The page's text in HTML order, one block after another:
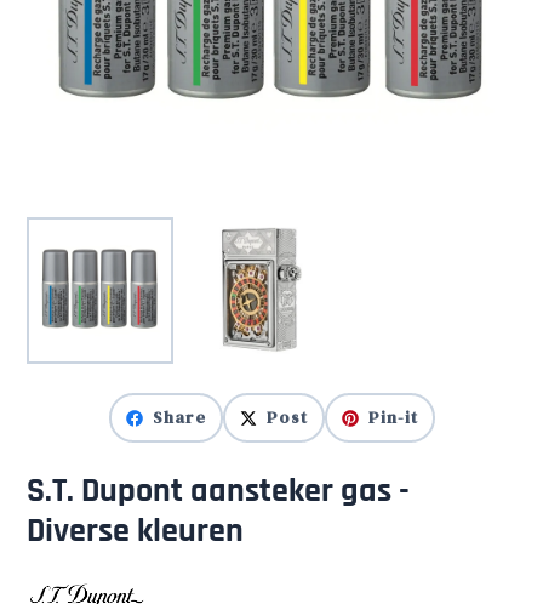
Share Post Pin-it
S.T. Dupont aansteker gas -
Diverse kleuren